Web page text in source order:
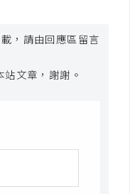
，請由回應區留言
站文章，謝謝。